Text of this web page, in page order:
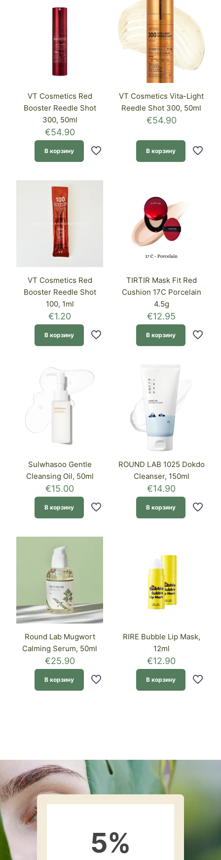
VT Cosmetics Red
Booster Reedle Shot
300, 50ml
€54.90
В корзину
VT Cosmetics Vita-Light
Reedle Shot 300, 50ml
€54.90
В корзину
VT Cosmetics Red
Booster Reedle Shot
100, 1ml
€1.20
В корзину
TIRTIR Mask Fit Red
Cushion 17C Porcelain
4.5g
€12.95
В корзину
Sulwhasoo Gentle
Cleansing Oil, 50ml
€15.00
В корзину
ROUND LAB 1025 Dokdo
Cleanser, 150ml
€14.90
В корзину
Round Lab Mugwort
Calming Serum, 50ml
€25.90
В корзину
RIRE Bubble Lip Mask,
12ml
€12.90
В корзину
5%